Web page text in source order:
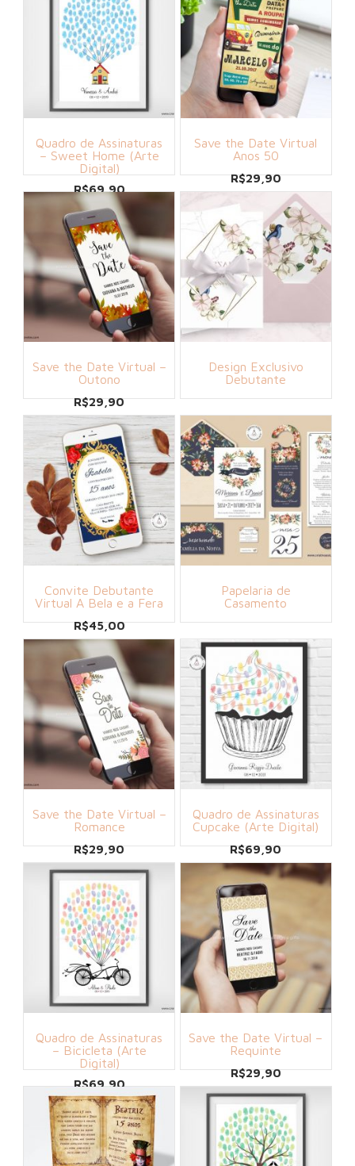
Quadro de Assinaturas
– Sweet Home (Arte
Digital)
R$69,90
Save the Date Virtual
Anos 50
R$29,90
Save the Date Virtual –
Outono
R$29,90
Design Exclusivo
Debutante
Convite Debutante
Virtual A Bela e a Fera
R$45,00
Papelaria de
Casamento
Save the Date Virtual –
Romance
R$29,90
Quadro de Assinaturas
Cupcake (Arte Digital)
R$69,90
Quadro de Assinaturas
– Bicicleta (Arte
Digital)
R$69,90
Save the Date Virtual –
Requinte
R$29,90